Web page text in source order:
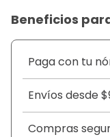
para consumir
distintas
Beneficios
Paga con tu
Envíos desde
Compras